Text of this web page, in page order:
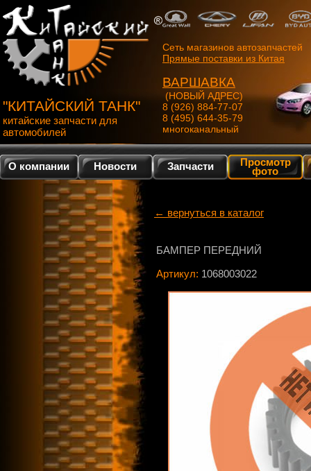
"КИТАЙСКИЙ ТАНК"
китайские запчасти для
автомобилей
Сеть магазинов автозапчастей
Прямые поставки из Китая
ВАРШАВКА
(НОВЫЙ АДРЕС)
8 (926) 884-77-07
8 (495) 644-35-79
многоканальный
О компании Новости Запчасти Просмотр
фото
← вернуться в каталог
БАМПЕР ПЕРЕДНИЙ
Артикул: 1068003022